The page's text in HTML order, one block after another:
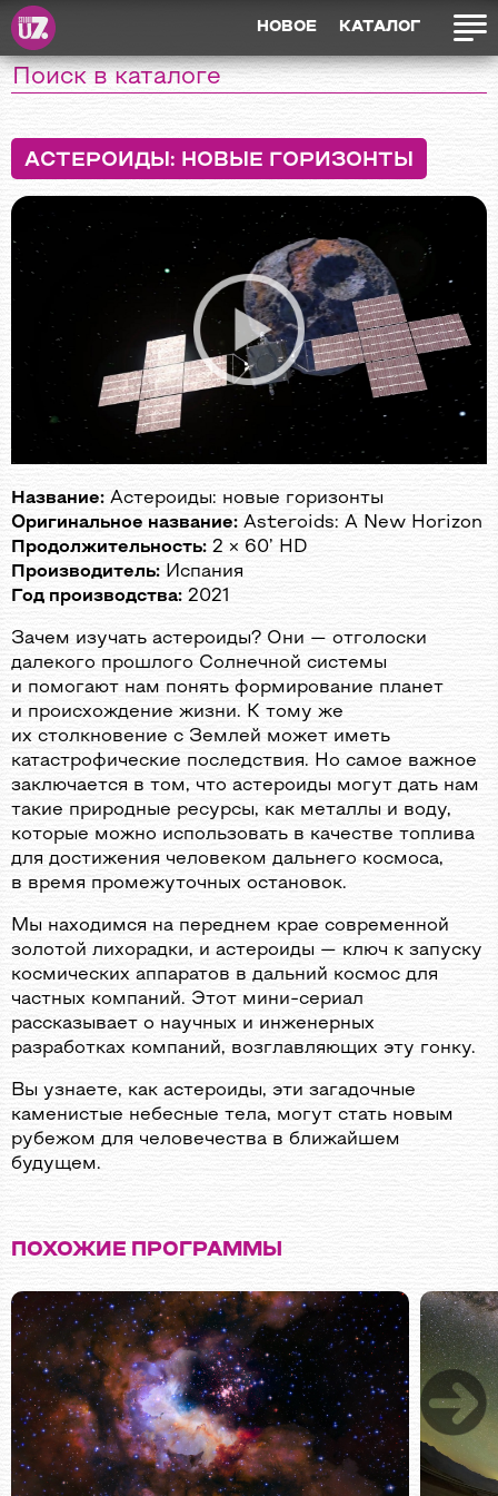
НОВОЕ КАТАЛОГ
АСТЕРОИДЫ: НОВЫЕ ГОРИЗОНТЫ
Название: Астероиды: новые горизонты
Оригинальное название: Asteroids: A New Horizon
Продолжительность: 2 × 60’ HD
Производитель: Испания
Год производства: 2021
Зачем изучать астероиды? Они — отголоски
далекого прошлого Солнечной системы
и помогают нам понять формирование планет
и происхождение жизни. К тому же
их столкновение с Землей может иметь
катастрофические последствия. Но самое важное
заключается в том, что астероиды могут дать нам
такие природные ресурсы, как металлы и воду,
которые можно использовать в качестве топлива
для достижения человеком дальнего космоса,
в время промежуточных остановок.
Мы находимся на переднем крае современной
золотой лихорадки, и астероиды — ключ к запуску
космических аппаратов в дальний космос для
частных компаний. Этот мини-сериал
рассказывает о научных и инженерных
разработках компаний, возглавляющих эту гонку.
Вы узнаете, как астероиды, эти загадочные
каменистые небесные тела, могут стать новым
рубежом для человечества в ближайшем
будущем.
ПОХОЖИЕ ПРОГРАММЫ